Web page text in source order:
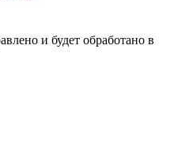
и будет обработано в